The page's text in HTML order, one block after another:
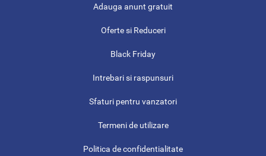
Adauga anunt gratuit
Oferte si Reduceri
Black Friday
Intrebari si raspunsuri
Sfaturi pentru vanzatori
Termeni de utilizare
Politica de confidentialitate